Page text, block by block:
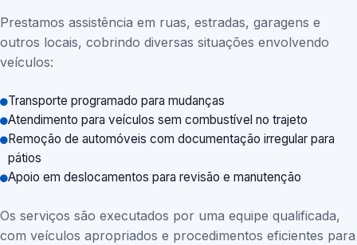
Prestamos assistência em ruas, estradas, garagens e
outros locais, cobrindo diversas situações envolvendo
veículos:
Transporte programado para mudanças
Atendimento para veículos sem combustível no trajeto
Remoção de automóveis com documentação irregular para
pátios
Apoio em deslocamentos para revisão e manutenção
Os serviços são executados por uma equipe qualificada,
com veículos apropriados e procedimentos eficientes para